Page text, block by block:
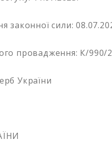
законної сили:
провадження: К/990/
України